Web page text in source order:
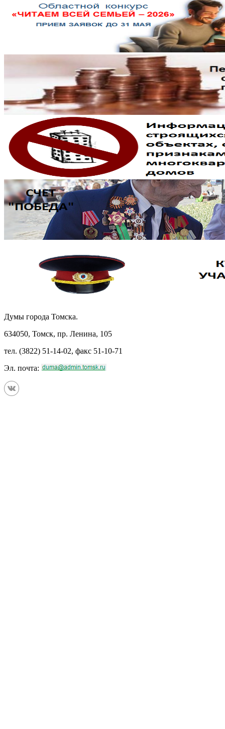
Думы города Томска.
634050, Томск, пр. Ленина, 105
тел. (3822) 51-14-02, факс 51-10-71
Эл. почта: